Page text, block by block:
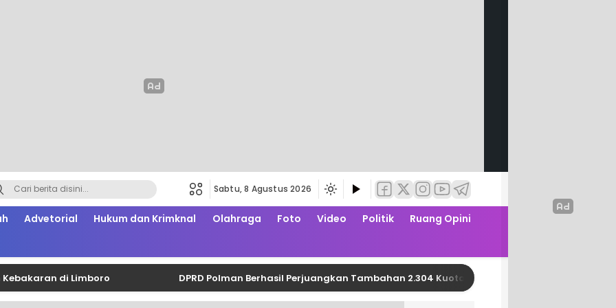
Sabtu, 8 Agustus 2026
Advetorial Hukum dan Krimknal Olahraga Foto Video Politik
Ruang Opini
di Limboro DPRD Polman Berhasil Perjuangkan Tambahan 2.304 Kuota PBI JK APBN dari Kemensos RI